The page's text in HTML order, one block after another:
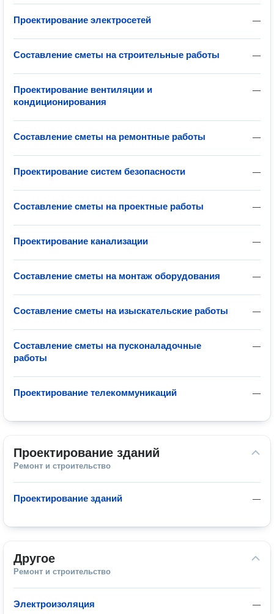
—
Проектирование электросетей
—
Составление сметы на строительные работы
—
Проектирование вентиляции и
кондиционирования
—
Составление сметы на ремонтные работы
—
Проектирование систем безопасности
—
Составление сметы на проектные работы
—
Проектирование канализации
—
Составление сметы на монтаж оборудования
—
Составление сметы на изыскательские работы
—
Составление сметы на пусконаладочные
работы
—
Проектирование телекоммуникаций
Проектирование зданий
Ремонт и строительство
—
Проектирование зданий
Другое
Ремонт и строительство
—
Электроизоляция